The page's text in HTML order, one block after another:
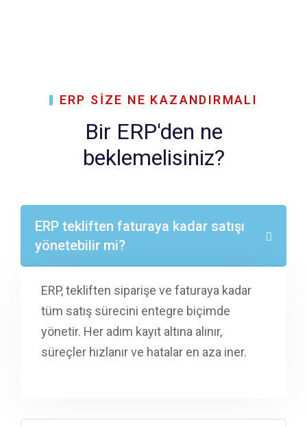
ERP SİZE NE KAZANDIRMALI
Bir ERP'den ne
beklemelisiniz?
ERP tekliften faturaya kadar satışı
yönetebilir mi?
ERP,tekliften siparişe ve faturaya kadar
tüm satış sürecini entegre biçimde
yönetir. Her adım kayıt altına alınır,
süreçler hızlanırve hatalar en aza iner.